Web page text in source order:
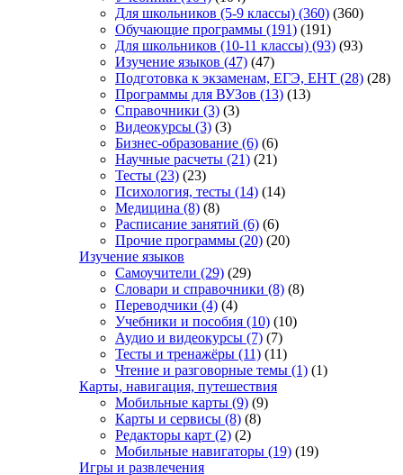
Для школьников (5-9 классы) (360) (360)
Обучающие программы (191) (191)
Для школьников (10-11 классы) (93) (93)
Изучение языков (47) (47)
Подготовка к экзаменам, ЕГЭ, ЕНТ (28) (28)
Программы для ВУЗов (13) (13)
Справочники (3) (3)
Видеокурсы (3) (3)
Бизнес-образование (6) (6)
Научные расчеты (21) (21)
Тесты (23) (23)
Психология, тесты (14) (14)
Медицина (8) (8)
Расписание занятий (6) (6)
Прочие программы (20) (20)
Изучение языков
Самоучители (29) (29)
Словари и справочники (8) (8)
Переводчики (4) (4)
Учебники и пособия (10) (10)
Аудио и видеокурсы (7) (7)
Тесты и тренажёры (11) (11)
Чтение и разговорные темы (1) (1)
Карты, навигация, путешествия
Мобильные карты (9) (9)
Карты и сервисы (8) (8)
Редакторы карт (2) (2)
Мобильные навигаторы (19) (19)
Игры и развлечения